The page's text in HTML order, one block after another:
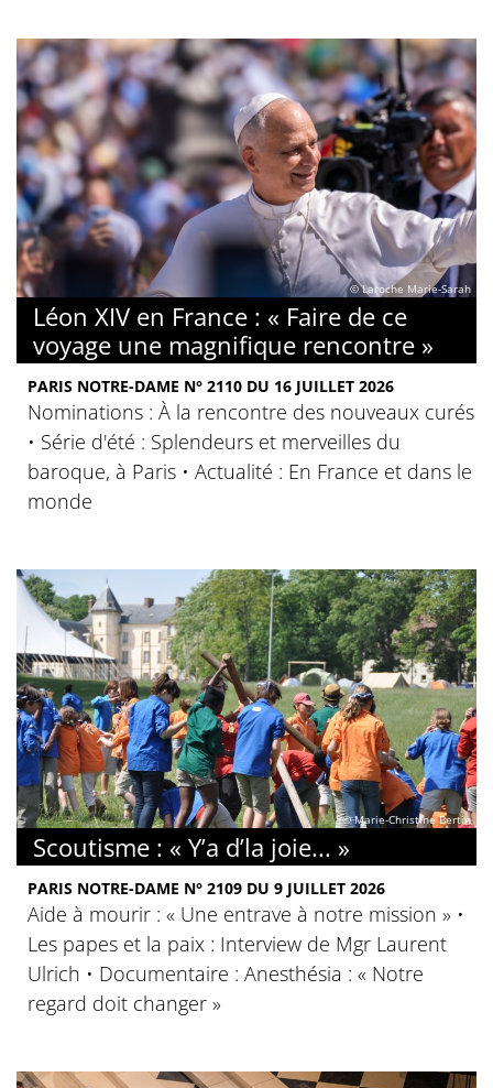
© Laroche Marie-Sarah
Léon XIV en France : « Faire de ce
voyage une magnifique rencontre »
PARIS NOTRE-DAME N° 2110 DU 16 JUILLET 2026
Nominations : À la rencontre des nouveaux curés
• Série d'été : Splendeurs et merveilles du
baroque, à Paris • Actualité : En France et dans le
monde
© Marie-Christine Bertin
Scoutisme : « Y’a d’la joie... »
PARIS NOTRE-DAME N° 2109 DU 9 JUILLET 2026
Aide à mourir : « Une entrave à notre mission » •
Les papes et la paix : Interview de Mgr Laurent
Ulrich • Documentaire : Anesthésia : « Notre
regard doit changer »